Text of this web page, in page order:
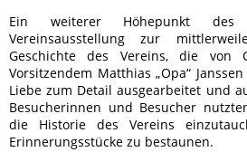
Ein weiterer Höhepunkt
Vereinsausstellung zur
Geschichte des Vereins, die von
Vorsitzendem Matthias „Opa“
Liebe zum Detail ausgearbeitet und
Besucherinnen und Besucher
die Historie des Vereins
Erinnerungsstücke zu bestaunen.